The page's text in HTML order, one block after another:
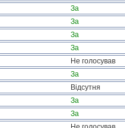
За
За
За
За
Не голосував
За
Відсутня
За
За